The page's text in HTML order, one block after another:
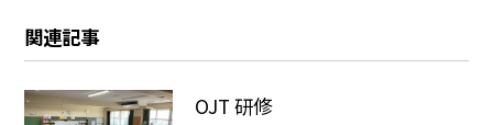
関連記事
OJT 研修